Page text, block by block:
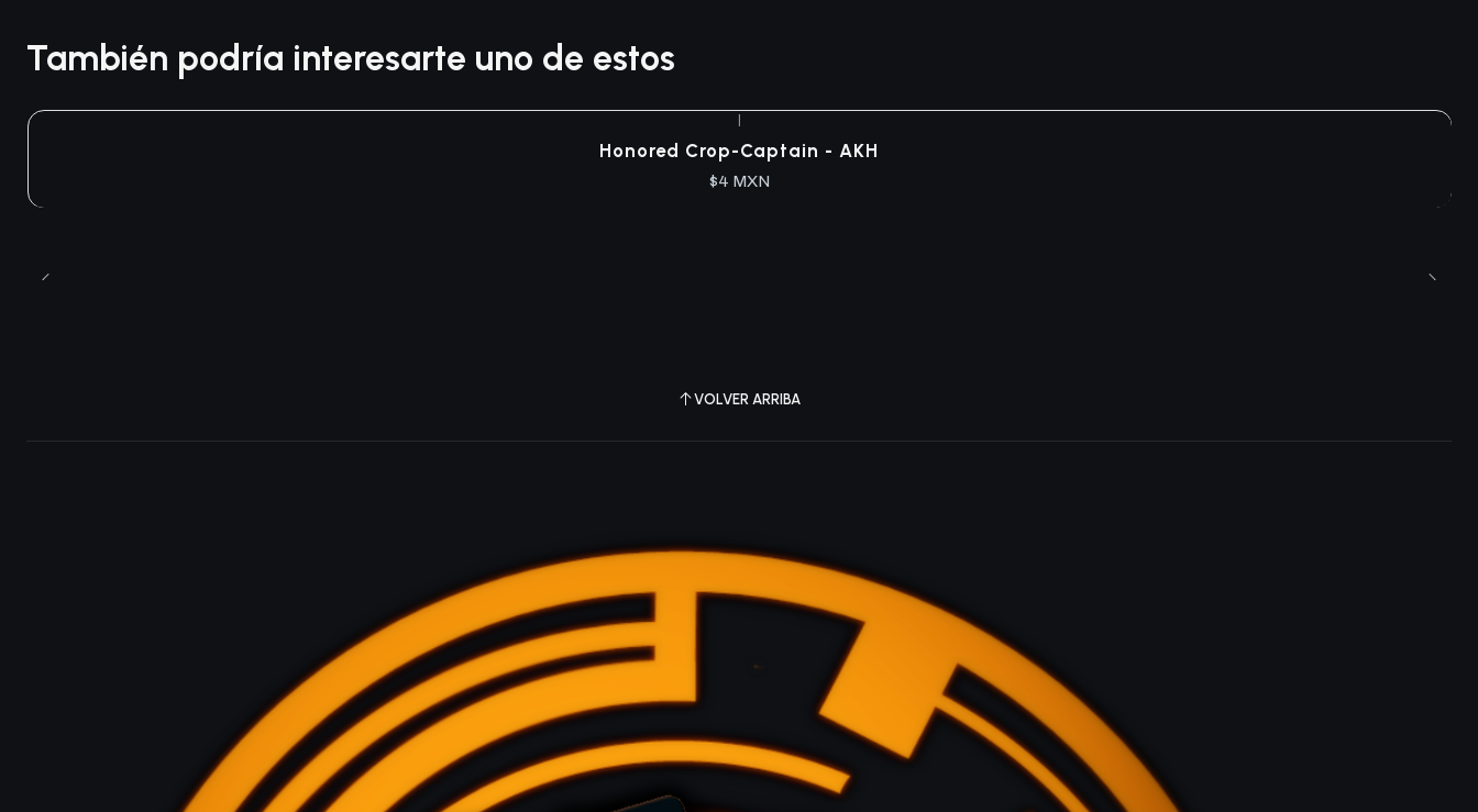
También podría interesarte uno de estos
Honored Crop-Captain - AKH
$4 MXN
VOLVER ARRIBA